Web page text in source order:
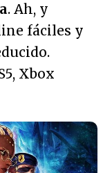
. Ah, y
fáciles y
Xbox